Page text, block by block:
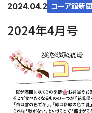
2024.04.25コーア館新聞
2024年4月号